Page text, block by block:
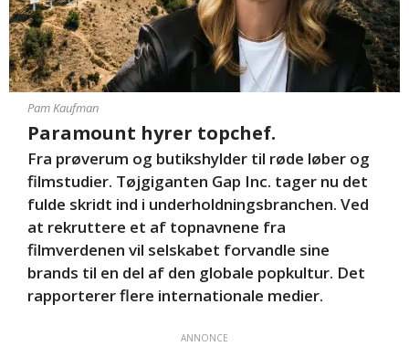
Pam Kaufman
Paramount hyrer topchef.
Fra prøverum og butikshylder til røde løber og
filmstudier. Tøjgiganten Gap Inc. tager nu det
fulde skridt ind i underholdningsbranchen. Ved
at rekruttere et af topnavnene fra
filmverdenen vil selskabet forvandle sine
brands til en del af den globale popkultur. Det
rapporterer flere internationale medier.
ANNONCE